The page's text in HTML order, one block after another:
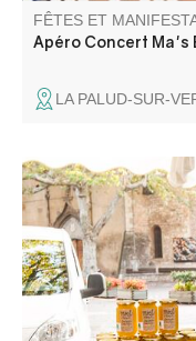
FÊTES ET
Apéro Concert Ma's
LA PALUD-SUR-
Les artisans et